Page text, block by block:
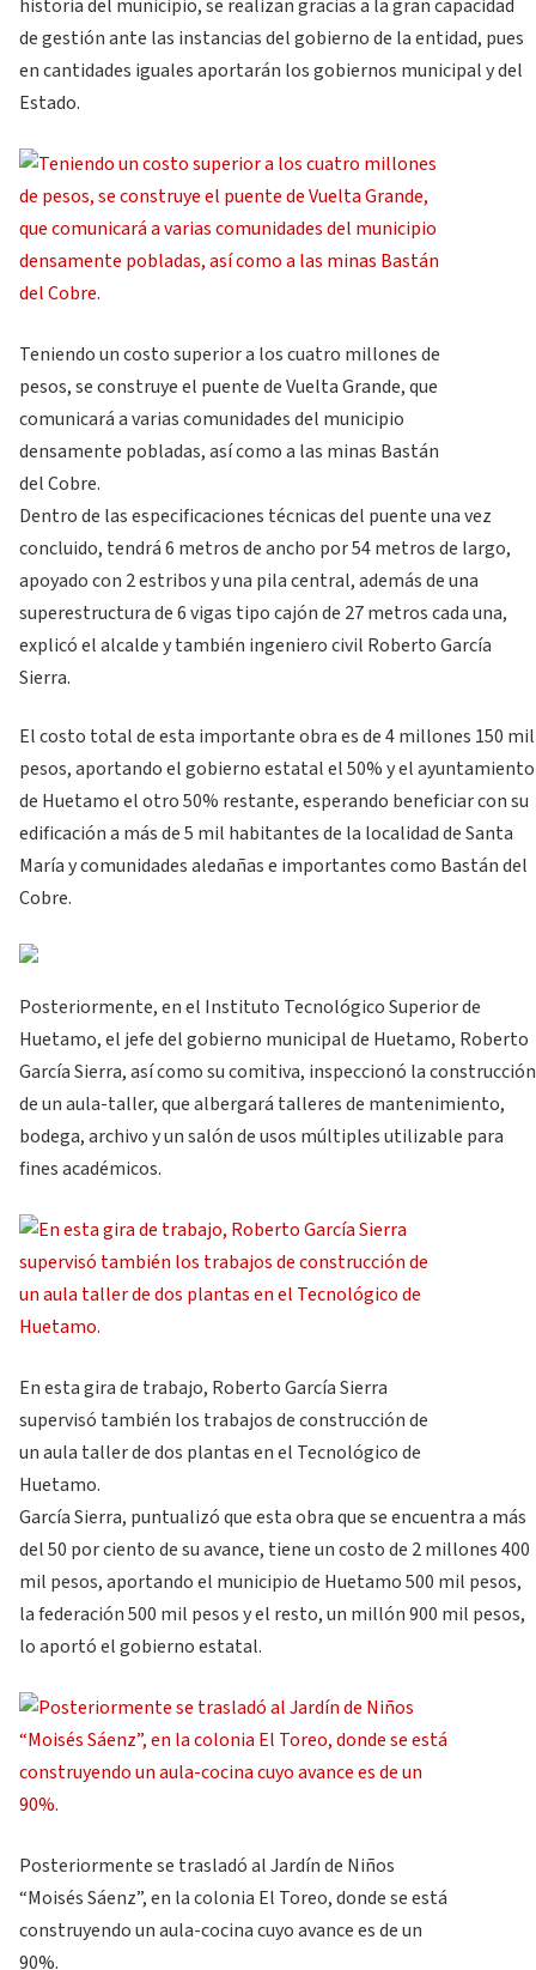
historia del municipio, se realizan gracias a la gran capacidad
de gestión ante las instancias del gobierno de la entidad, pues
en cantidades iguales aportarán los gobiernos municipal y del
Estado.
Teniendo un costo superior a los cuatro millones de
pesos, se construye el puente de Vuelta Grande, que
comunicará a varias comunidades del municipio
densamente pobladas, así como a las minas Bastán
del Cobre.
Dentro de las especificaciones técnicas del puente una vez
concluido, tendrá 6 metros de ancho por 54 metros de largo,
apoyado con 2 estribos y una pila central, además de una
superestructura de 6 vigas tipo cajón de 27 metros cada una,
explicó el alcalde y también ingeniero civil Roberto García
Sierra.
El costo total de esta importante obra es de 4 millones 150 mil
pesos, aportando el gobierno estatal el 50% y el ayuntamiento
de Huetamo el otro 50% restante, esperando beneficiar con su
edificación a más de 5 mil habitantes de la localidad de Santa
María y comunidades aledañas e importantes como Bastán del
Cobre.
Posteriormente, en el Instituto Tecnológico Superior de
Huetamo, el jefe del gobierno municipal de Huetamo, Roberto
García Sierra, así como su comitiva, inspeccionó la construcción
de un aula-taller, que albergará talleres de mantenimiento,
bodega, archivo y un salón de usos múltiples utilizable para
fines académicos.
En esta gira de trabajo, Roberto García Sierra
supervisó también los trabajos de construcción de
un aula taller de dos plantas en el Tecnológico de
Huetamo.
García Sierra, puntualizó que esta obra que se encuentra a más
del 50 por ciento de su avance, tiene un costo de 2 millones 400
mil pesos, aportando el municipio de Huetamo 500 mil pesos,
la federación 500 mil pesos y el resto, un millón 900 mil pesos,
lo aportó el gobierno estatal.
Posteriormente se trasladó al Jardín de Niños
“Moisés Sáenz”, en la colonia El Toreo, donde se está
construyendo un aula-cocina cuyo avance es de un
90%.